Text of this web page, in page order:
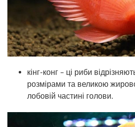
кінг-конг – ці риби
розмірами та великою
лобовій частині голови.